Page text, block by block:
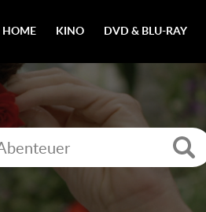
HOME KINO DVD & BLU-RAY